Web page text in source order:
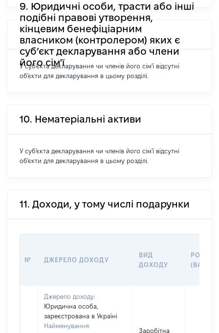
9. Юридичні особи, трасти або інші
подібні правові утворення,
кінцевим бенефіціарним
власником (контролером) яких є
суб’єкт декларування або члени
його сім'ї
У суб'єкта декларування чи членів його сім'ї відсутні
об'єкти для декларування в цьому розділі.
10. Нематеріальні активи
У суб'єкта декларування чи членів його сім'ї відсутні
об'єкти для декларування в цьому розділі.
11. Доходи, у тому числі подарунки
№ ДЖЕРЕЛО ДОХОДУ
ВИД
ДОХОДУ
РОЗМІР
Джерело доходу:
Юридична особа,
зареєстрована в Україні
Найменування:
Заробітна